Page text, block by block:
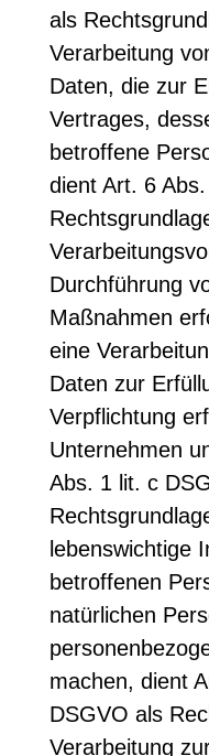
als
Verarbeitung
Daten, die zur
Vertrages,
betroffene
dient Art. 6
Durchführung
Maßnahmen
eine
Daten zur
Verpflichtung
Unternehmen
Abs. 1 lit. c
lebenswichtige
betroffenen
natürlichen
machen, dient
DSGVO als
Verarbeitung